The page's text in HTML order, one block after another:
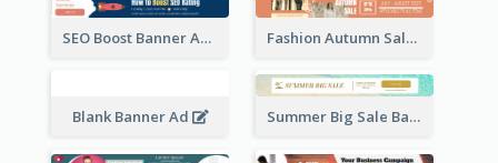
SEO Boost Banner Ad Fashion Autumn Sale Banner Ad
Blank Banner Ad Summer Big Sale Banner Ad